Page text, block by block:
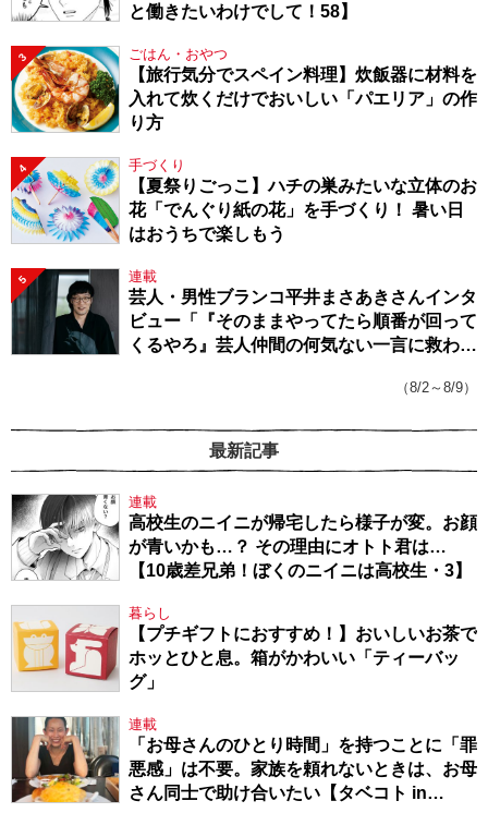
と働きたいわけでして！58】
3 ごはん・おやつ
【旅行気分でスペイン料理】炊飯器に材料を
入れて炊くだけでおいしい「パエリア」の作
り方
4 手づくり
【夏祭りごっこ】ハチの巣みたいな立体のお
花「でんぐり紙の花」を手づくり！ 暑い日
はおうちで楽しもう
5 連載
芸人・男性ブランコ平井まさあきさんインタ
ビュー「『そのままやってたら順番が回って
くるやろ』芸人仲間の何気ない一言に救われ
（8/2～8/9）
最新記事
連載
高校生のニイニが帰宅したら様子が変。お顔
が青いかも…？ その理由にオトト君は…
【10歳差兄弟！ぼくのニイニは高校生・3】
暮らし
【プチギフトにおすすめ！】おいしいお茶で
ホッとひと息。箱がかわいい「ティーバッ
グ」
連載
「お母さんのひとり時間」を持つことに「罪
悪感」は不要。家族を頼れないときは、お母
さん同士で助け合いたい【タベコト in